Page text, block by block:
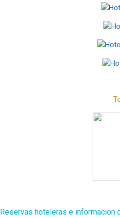
Reservas hoteleras e informacion